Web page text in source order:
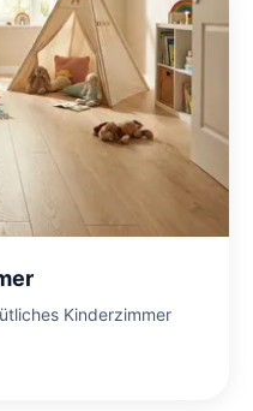
Kinderzimmer